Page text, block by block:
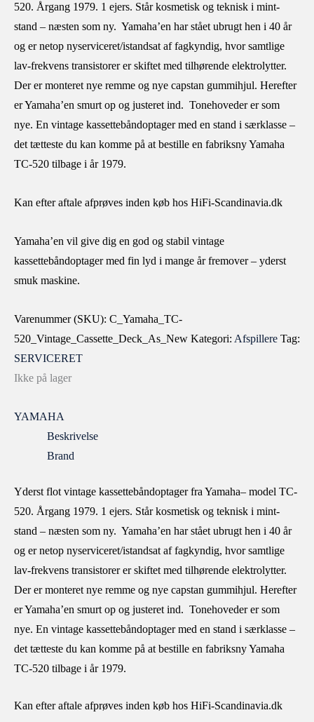
520. Årgang 1979. 1 ejers. Står kosmetisk og teknisk i mint-
stand – næsten som ny. Yamaha’en har stået ubrugt hen i 40 år
og er netop nyserviceret/istandsat af fagkyndig, hvor samtlige
lav-frekvens transistorer er skiftet med tilhørende elektrolytter.
Der er monteret nye remme og nye capstan gummihjul. Herefter
er Yamaha’en smurt op og justeret ind. Tonehoveder er som
nye. En vintage kassettebåndoptager med en stand i særklasse –
det tætteste du kan komme på at bestille en fabriksny Yamaha
TC-520 tilbage i år 1979.
Kan efter aftale afprøves inden køb hos HiFi-Scandinavia.dk
Yamaha’en vil give dig en god og stabil vintage
kassettebåndoptager med fin lyd i mange år fremover – yderst
smuk maskine.
Varenummer (SKU): C_Yamaha_TC-
520_Vintage_Cassette_Deck_As_New Kategori: Afspillere Tag:
SERVICERET
Ikke på lager
YAMAHA
Beskrivelse
Brand
Yderst flot vintage kassettebåndoptager fra Yamaha– model TC-
520. Årgang 1979. 1 ejers. Står kosmetisk og teknisk i mint-
stand – næsten som ny. Yamaha’en har stået ubrugt hen i 40 år
og er netop nyserviceret/istandsat af fagkyndig, hvor samtlige
lav-frekvens transistorer er skiftet med tilhørende elektrolytter.
Der er monteret nye remme og nye capstan gummihjul. Herefter
er Yamaha’en smurt op og justeret ind. Tonehoveder er som
nye. En vintage kassettebåndoptager med en stand i særklasse –
det tætteste du kan komme på at bestille en fabriksny Yamaha
TC-520 tilbage i år 1979.
Kan efter aftale afprøves inden køb hos HiFi-Scandinavia.dk